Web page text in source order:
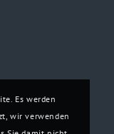
Es werden
wir verwenden